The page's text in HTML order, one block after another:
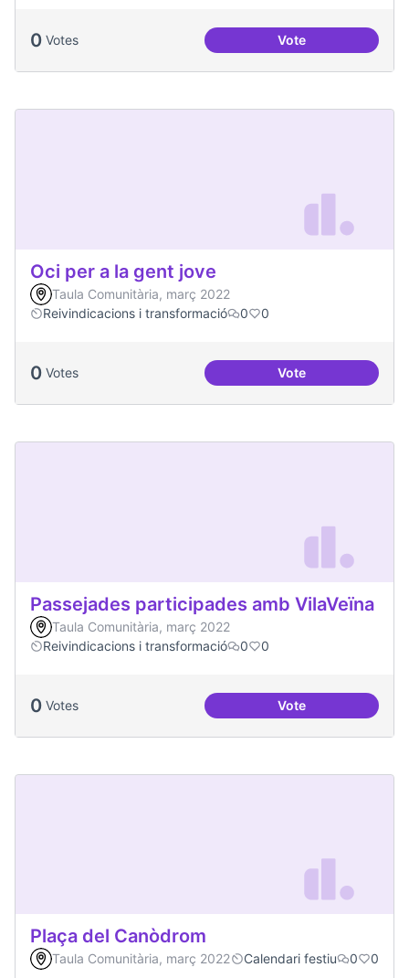
0 Votes VoteMillorar la
Oci per a la gent jove
Taula Comunitària, març 2022
Reivindicacions i transformació
0 0
0 Votes VoteOci per a la gent
Passejades participades amb VilaVeïna
Taula Comunitària, març 2022
Reivindicacions i transformació
0 0
0 Votes VotePassejades
Plaça del Canòdrom
Taula Comunitària, març 2022 Calendari festiu 0 0